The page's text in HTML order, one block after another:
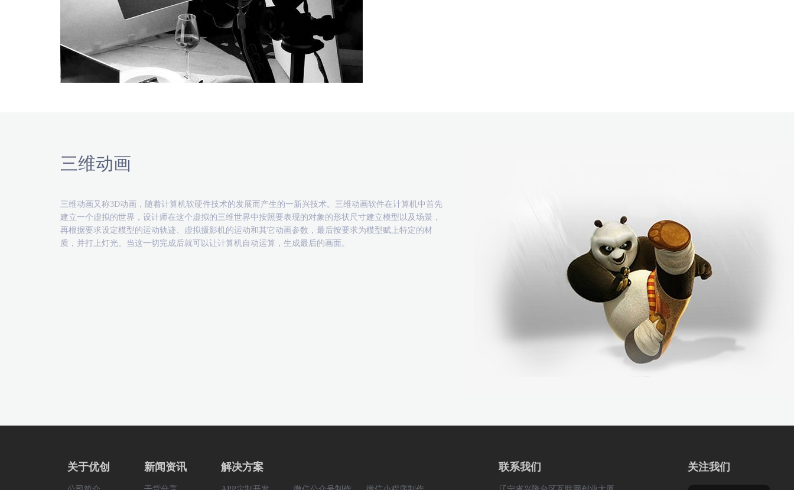
三维动画
三维动画又称3D动画，随着计算机软硬件技术的发展而产生的一新兴技术。三维动画软件在计算机中首先
建立一个虚拟的世界，设计师在这个虚拟的三维世界中按照要表现的对象的形状尺寸建立模型以及场景，
再根据要求设定模型的运动轨迹、虚拟摄影机的运动和其它动画参数，最后按要求为模型赋上特定的材
质，并打上灯光。当这一切完成后就可以让计算机自动运算，生成最后的画面。
关于优创 新闻资讯 解决方案 联系我们 关注我们